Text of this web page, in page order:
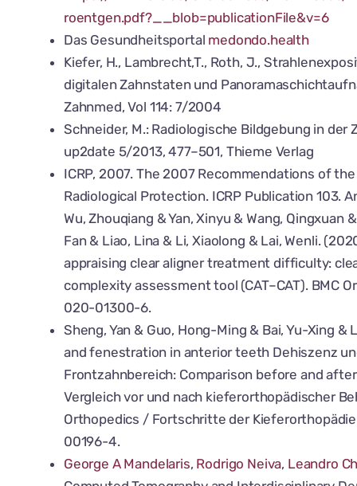
roentgen.pdf?__blob=publicationFile&v=6
Das Gesundheitsportal medondo.health
Kiefer, H., Lambrecht,T., Roth, J.,
digitalen Zahnstaten und
Zahnmed, Vol 114: 7/2004
Schneider, M.: Radiologische Bildgebung in der
up2date 5/2013, 477–501, Thieme Verlag
ICRP, 2007. The 2007 Recommendations of
Radiological Protection. ICRP Publication 103.
Wu, Zhouqiang & Yan, Xinyu & Wang, Qingxuan
Fan & Liao, Lina & Li, Xiaolong & Lai, Wenli.
appraising clear aligner treatment difficulty:
complexity assessment tool (CAT–CAT). BMC
020-01300-6.
Sheng, Yan & Guo, Hong-Ming & Bai, Yu-Xing &
and fenestration in anterior teeth Dehiszenz
Frontzahnbereich: Comparison before and
Vergleich vor und nach kieferorthopädischer
Orthopedics / Fortschritte der
00196-4.
George A Mandelaris, Rodrigo Neiva, Leandro